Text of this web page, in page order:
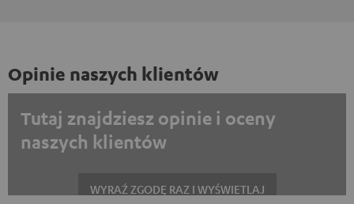
Opinie naszych klientów
Tutaj znajdziesz opinie i oceny
naszych klientów
WYRAŹ ZGODĘ RAZ I WYŚWIETLAJ